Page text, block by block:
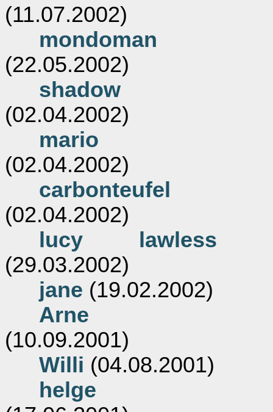
(11.07.2002)
mondoman
(22.05.2002)
shadow
(02.04.2002)
mario
(02.04.2002)
carbonteufel
(02.04.2002)
lucy lawless
(29.03.2002)
jane (19.02.2002)
Arne
(10.09.2001)
Willi (04.08.2001)
helge